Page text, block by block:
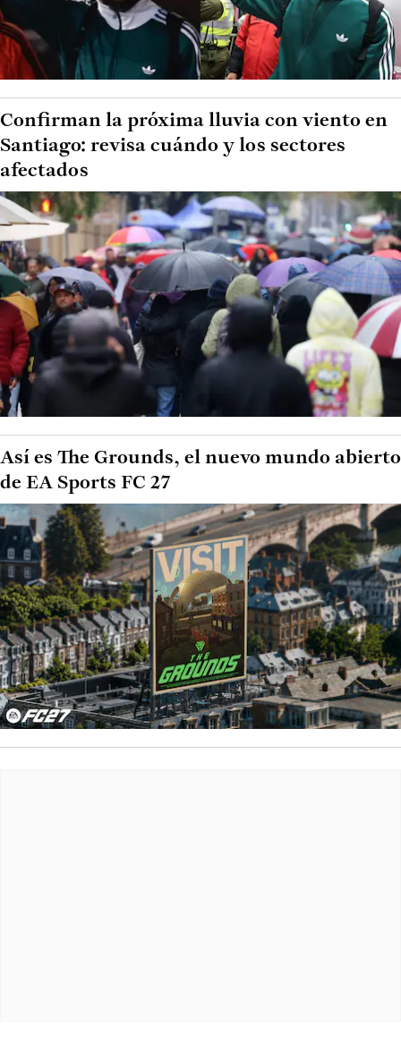
Confirman la próxima lluvia con viento en
Santiago: revisa cuándo y los sectores
afectados
Así es The Grounds, el nuevo mundo abierto
de EA Sports FC 27